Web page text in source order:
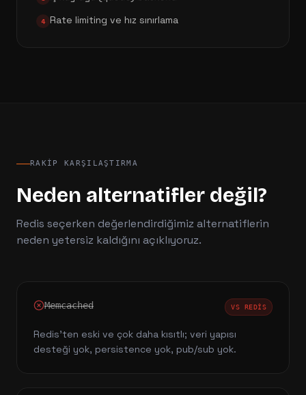
4 Rate limiting ve hız sınırlama
RAKIP KARŞILAŞTIRMA
Neden alternatifler değil?
Redis seçerken değerlendirdiğimiz alternatiflerin
neden yetersiz kaldığını açıklıyoruz.
Memcached VS REDIS
Redis'ten eski ve çok daha kısıtlı; veri yapısı
desteği yok, persistence yok, pub/sub yok.